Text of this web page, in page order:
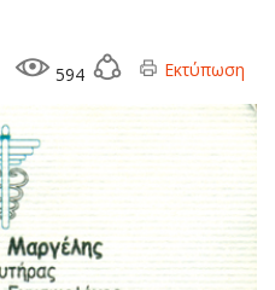
594 Εκτύπωση